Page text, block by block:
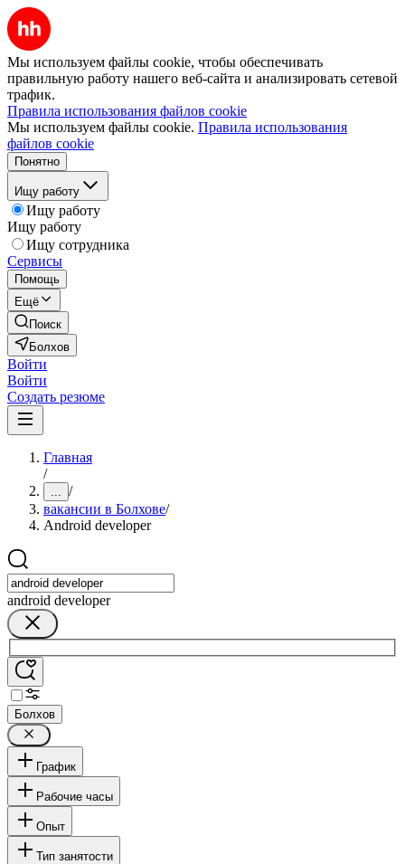
Мы используем файлы cookie, чтобы обеспечивать
правильную работу нашего веб-сайта и анализировать сетевой
трафик.
Правила использования файлов cookie
Мы используем файлы cookie. Правила использования
файлов cookie
Понятно
Ищу работу
Ищу работу
Ищу работу
Ищу сотрудника
Сервисы
Помощь
Ещё
Поиск
Болхов
Войти
Войти
Создать резюме
Главная
/
... /
вакансии в Болхове/
Android developer
android developer
Болхов
График
Рабочие часы
Опыт
Тип занятости